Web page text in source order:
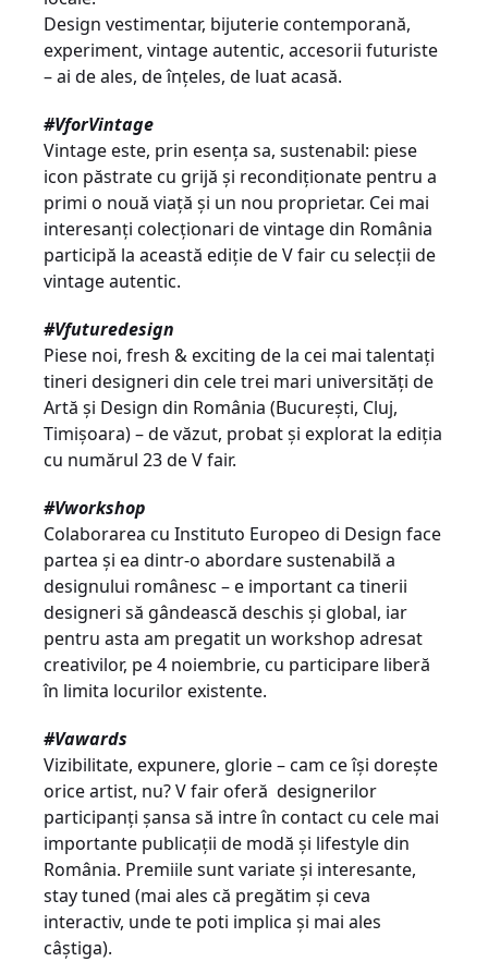
Design vestimentar, bijuterie contemporană,
experiment, vintage autentic, accesorii futuriste
– ai de ales, de înțeles, de luat acasă.
#VforVintage
Vintage este, prin esența sa, sustenabil: piese
icon păstrate cu grijă și recondiționate pentru a
primi o nouă viață și un nou proprietar. Cei mai
interesanți colecționari de vintage din România
participă la această ediție de V fair cu selecții de
vintage autentic.
#Vfuturedesign
Piese noi, fresh & exciting de la cei mai talentați
tineri designeri din cele trei mari universități de
Artă și Design din România (București, Cluj,
Timișoara) – de văzut, probat și explorat la ediția
cu numărul 23 de V fair.
#Vworkshop
Colaborarea cu Instituto Europeo di Design face
partea și ea dintr-o abordare sustenabilă a
designului românesc – e important ca tinerii
designeri să gândească deschis și global, iar
pentru asta am pregatit un workshop adresat
creativilor, pe 4 noiembrie, cu participare liberă
în limita locurilor existente.
#Vawards
Vizibilitate, expunere, glorie – cam ce își dorește
orice artist, nu? V fair oferă designerilor
participanți șansa să intre în contact cu cele mai
importante publicații de modă și lifestyle din
România. Premiile sunt variate și interesante,
stay tuned (mai ales că pregătim și ceva
interactiv, unde te poti implica și mai ales
câștiga).